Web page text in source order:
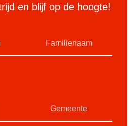
en blijf op de hoogte!